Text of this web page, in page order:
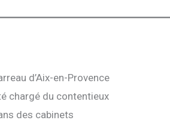
d’Aix-en-Provence
chargé du contentieux
des cabinets